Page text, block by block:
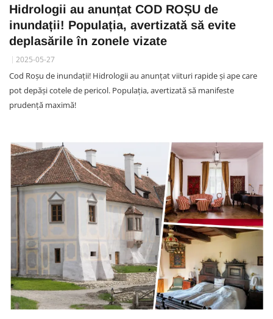
Hidrologii au anunțat COD ROȘU de
inundații! Populația, avertizată să evite
deplasările în zonele vizate
2025-05-27
Cod Roșu de inundații! Hidrologii au anunțat viituri rapide și ape care
pot depăși cotele de pericol. Populația, avertizată să manifeste
prudență maximă!